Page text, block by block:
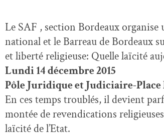
Le SAF , section Bordeaux
national et le Barreau de Bordeaux
et liberté religieuse: Quelle laïcité
Lundi 14 décembre 2015
Pôle Juridique et Judiciaire-Place
En ces temps troublés, il devient
montéederevendications
laïcitédel’Etat.